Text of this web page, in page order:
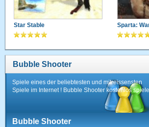
Star Stable Sparta:
Bubble Shooter
Spiele eines der beliebtesten und mitreissensten
Spiele im Internet ! Bubble Shooter kostenlos
Bubble Shooter